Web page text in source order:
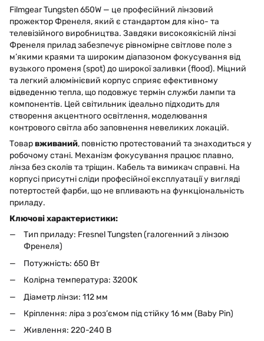
Filmgear Tungsten 650W — це професійний лінзовий
прожектор Френеля, який є стандартом для кіно- та
телевізійного виробництва. Завдяки високоякісній лінзі
Френеля прилад забезпечує рівномірне світлове поле з
м’якими краями та широким діапазоном фокусування від
вузького променя (spot) до широкої заливки (flood). Міцний
та легкий алюмінієвий корпус сприяє ефективному
відведенню тепла, що подовжує термін служби лампи та
компонентів. Цей світильник ідеально підходить для
створення акцентного освітлення, моделювання
контрового світла або заповнення невеликих локацій.
Товарвживаний, повністю протестований та знаходиться у
робочому стані. Механізм фокусування працює плавно,
лінза без сколів та тріщин. Кабель та вимикач справні. На
корпусі присутні сліди професійної експлуатації у вигляді
потертостей фарби, що не впливають на функціональність
приладу.
Ключові характеристики:
Тип приладу: Fresnel Tungsten (галогенний з лінзою
Френеля)
Потужність: 650 Вт
Колірна температура: 3200K
Діаметр лінзи: 112 мм
Кріплення: ліра з роз’ємом під стійку 16 мм (Baby Pin)
Живлення: 220-240 В